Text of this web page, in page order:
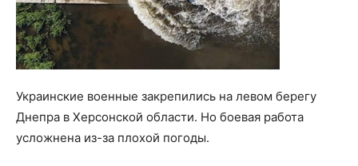
Украинские военные закрепились на левом берегу
Днепра в Херсонской области. Но боевая работа
усложнена из-за плохой погоды.